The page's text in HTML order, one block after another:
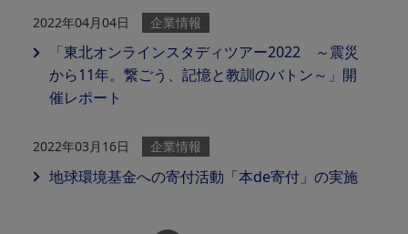
2022年04月04日 企業情報
「東北オンラインスタディツアー2022 ～震災
から11年。繋ごう、記憶と教訓のバトン～」開
催レポート
2022年03月16日 企業情報
地球環境基金への寄付活動「本de寄付」の実施